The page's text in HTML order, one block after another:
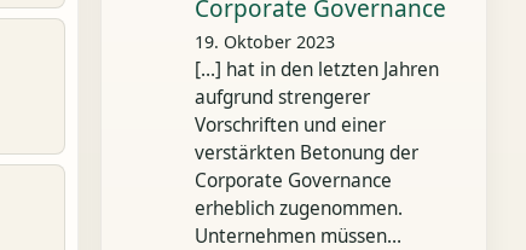
Corporate Governance
19. Oktober 2023
[…] hat in den letzten Jahren
aufgrund strengerer
Vorschriften und einer
verstärkten Betonung der
Corporate Governance
erheblich zugenommen.
Unternehmen müssen…